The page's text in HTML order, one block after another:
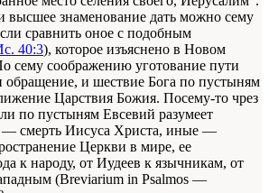
высшее знаменование дать можно сему
сравнить оное с подобным
40:3), которое изъяснено в Новом
сему соображению уготование пути
обращение, и шествие Бога по пустыням
Царствия Божия. Посему-то чрез
по пустыням Евсевий разумеет
— смерть Иисуса Христа, иные —
Церкви в мире, ее
к народу, от Иудеев к язычникам, от
(Breviarium in Psalmos —